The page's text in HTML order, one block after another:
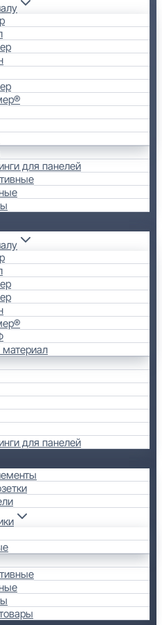
для панелей
материал
для панелей